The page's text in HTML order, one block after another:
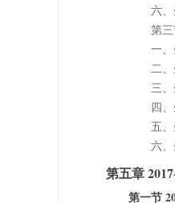
六
第
一
二
三
四
五
六
第五章
第一节